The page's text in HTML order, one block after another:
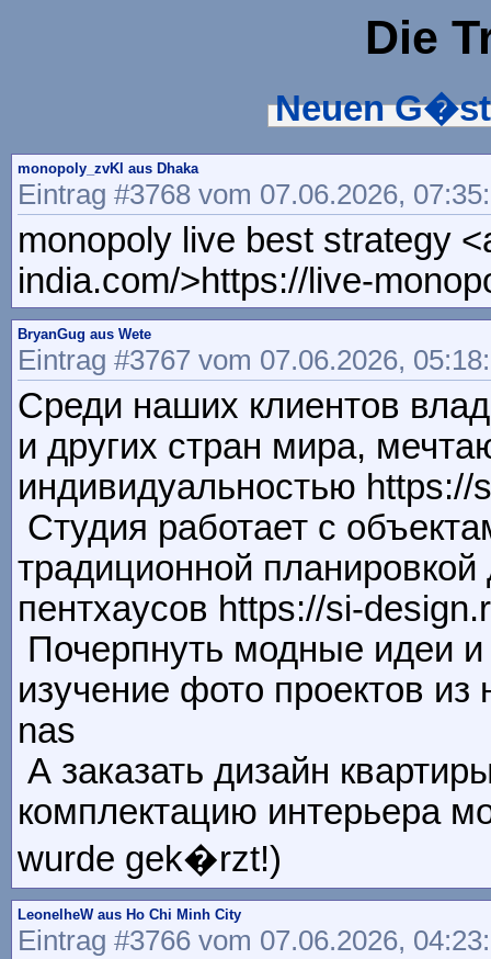
Die
Neuen
monopoly_zvKl aus Dhaka
Eintrag #3768 vom 07.06.2026,
monopoly live best strategy
india.com/>https://live-
BryanGug aus Wete
Eintrag #3767 vom 07.06.2026,
Среди наших клиентов
и других стран мира,
индивидуальностью https://
Студия работает с
традиционной
пентхаусов https://si-
Почерпнуть модные идеи
изучение фото проектов
nas
А заказать дизайн
комплектацию интерьера
wurde gek�rzt!)
LeonelheW aus Ho Chi Minh City
Eintrag #3766 vom 07.06.2026,